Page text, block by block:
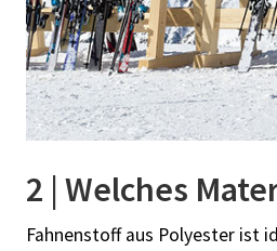
2 | Welches
Fahnenstoff aus Polyester ist